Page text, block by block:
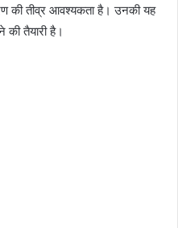
की तीव्र आवश्यकता है। उनकी यह
की तैयारी है।